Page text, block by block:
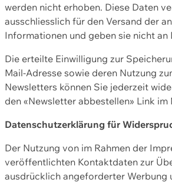
werden nicht erhoben. Diese Daten
ausschliesslich für den Versand der
Informationen und geben sie nicht an
Die erteilte Einwilligung zur
Mail-Adresse sowie deren Nutzung
Newsletters können Sie jederzeit
den «Newsletter abbestellen» Link im
Datenschutzerklärung für
Der Nutzung von im Rahmen der
veröffentlichten Kontaktdaten zur
ausdrücklich angeforderter Werbung